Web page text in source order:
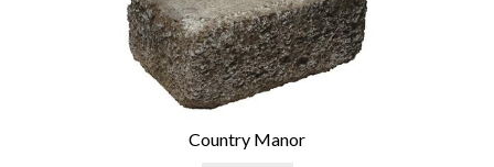
Country Manor